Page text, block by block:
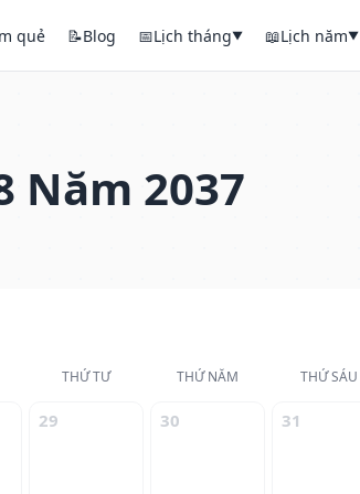
quẻ 📝Blog 📅Lịch tháng▼ 📖Lịch năm▼
Năm 2037
THỨ TƯ THỨ NĂM THỨ SÁU
29 30 31